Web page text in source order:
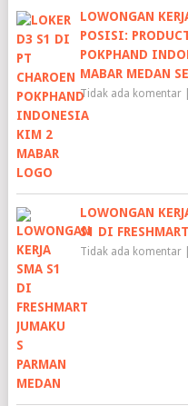
LOWONGAN
POSISI:
POKPHAND
MABAR MEDAN
Tidak ada komentar|
LOWONGAN
S1 DI
Tidak ada komentar|